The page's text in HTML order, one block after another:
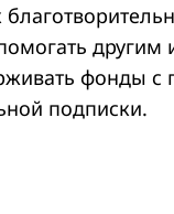
фонды
подписки.